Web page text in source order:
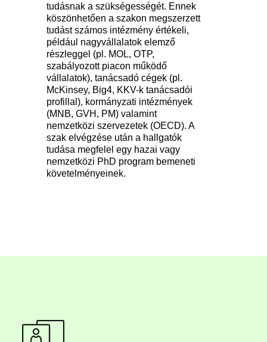
tudásnak a szükségességét. Ennek
köszönhetően a szakon megszerzett
tudást számos intézmény értékeli,
például nagyvállalatok elemző
részleggel (pl. MOL, OTP,
szabályozott piacon működő
vállalatok), tanácsadó cégek (pl.
McKinsey, Big4, KKV-k tanácsadói
profillal), kormányzati intézmények
(MNB, GVH, PM) valamint
nemzetközi szervezetek (OECD). A
szak elvégzése után a hallgatók
tudása megfelel egy hazai vagy
nemzetközi PhD program bemeneti
követelményeinek.